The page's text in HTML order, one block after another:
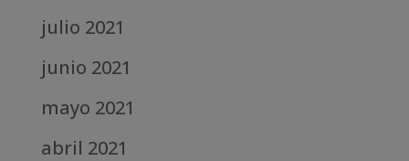
julio 2021
junio 2021
mayo 2021
abril 2021